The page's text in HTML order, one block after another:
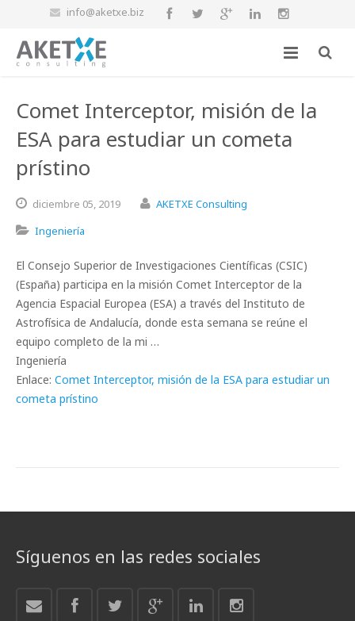
info@aketxe.biz
Comet Interceptor, misión de la
ESA para estudiar un cometa
prístino
diciembre 05, 2019
AKETXE Consulting
Ingeniería
El Consejo Superior de Investigaciones Científicas (CSIC)
(España) participa en la misión Comet Interceptor de la
Agencia Espacial Europea (ESA) a través del Instituto de
Astrofísica de Andalucía, donde esta semana se reúne el
equipo completo de la mi …
Ingeniería
Enlace: Comet Interceptor, misión de la ESA para estudiar un
cometa prístino
Síguenos en las redes sociales